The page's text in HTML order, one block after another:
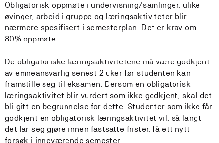
Obligatorisk oppmøte i undervisning/samlinger, ulike
øvinger, arbeid i gruppe og læringsaktiviteter blir
nærmere spesifisert i semesterplan. Det er krav om
80% oppmøte.
De obligatoriske læringsaktivitetene må være godkjent
av emneansvarlig senest 2 uker før studenten kan
framstille seg til eksamen. Dersom en obligatorisk
læringsaktivitet blir vurdert som ikke godkjent, skal det
bli gitt en begrunnelse for dette. Studenter som ikke får
godkjent en obligatorisk læringsaktivitet vil, så langt
det lar seg gjøre innen fastsatte frister, få ett nytt
forsøk i inneværende semester.